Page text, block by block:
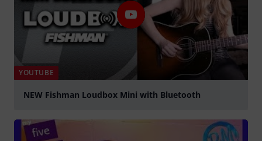
YOUTUBE
NEW Fishman Loudbox Mini with Bluetooth